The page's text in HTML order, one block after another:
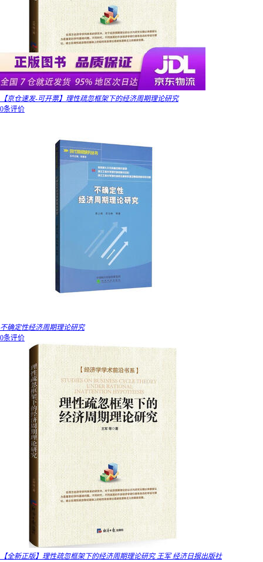
【京仓速发-可开票】理性疏忽框架下的经济周期理论研究
0条评价
不确定性经济周期理论研究
0条评价
【全新正版】理性疏忽框架下的经济周期理论研究 王军 经济日报出版社